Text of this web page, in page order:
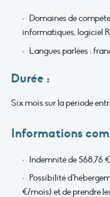
Domaines de
informatiques, logiciel
Langues parlées :
Durée :
Six mois sur la période
Informations
Indemnité de 568,76
Possibilité
€/mois) et de prendre